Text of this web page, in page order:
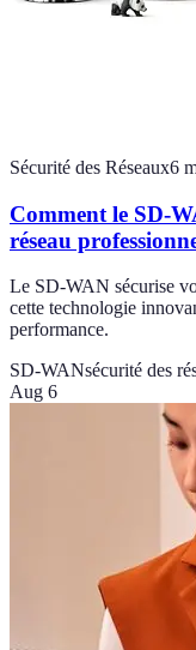
Sécurité des Réseaux6
Comment le SD-
réseau
Le SD-WAN sécurise
cette technologie
performance.
SD-WANsécurité des
Aug 6